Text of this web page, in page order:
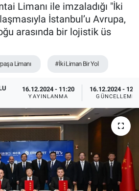
Limanı ile imzaladığı "İki
İstanbul’u Avrupa,
arasında bir lojistik üs
Limanı #İki Liman Bir Yol
16.12.2024 - 11:20
YAYINLANMA
16.12.2024 -
GÜNCELLEME